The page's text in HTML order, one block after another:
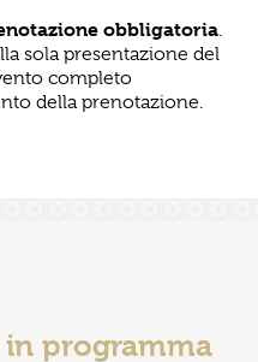
obbligatoria.
sola presentazione del
completo
della prenotazione.
programma